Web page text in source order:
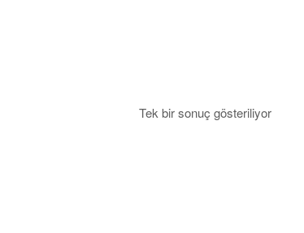
Tek bir sonuç gösteriliyor